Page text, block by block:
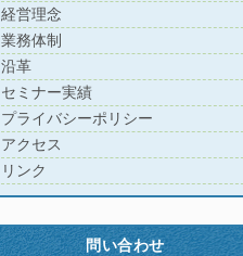
経営理念
業務体制
沿革
セミナー実績
プライバシーポリシー
アクセス
リンク
問い合わせ